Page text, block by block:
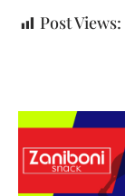
Post Views: